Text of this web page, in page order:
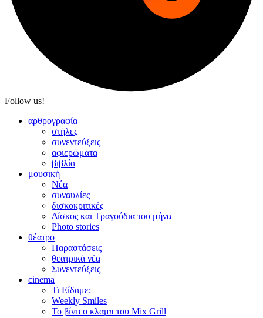
Follow us!
αρθρογραφία
στήλες
συνεντεύξεις
αφιερώματα
βιβλία
μουσική
Νέα
συναυλίες
δισκοκριτικές
Δίσκος και Τραγούδια του μήνα
Photo stories
θέατρο
Παραστάσεις
θεατρικά νέα
Συνεντεύξεις
cinema
Τι Είδαμε;
Weekly Smiles
Το βίντεο κλαμπ του Mix Grill